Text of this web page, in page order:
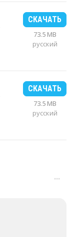
СКАЧАТЬ
73.5 MB
русский
СКАЧАТЬ
73.5 MB
русский
···